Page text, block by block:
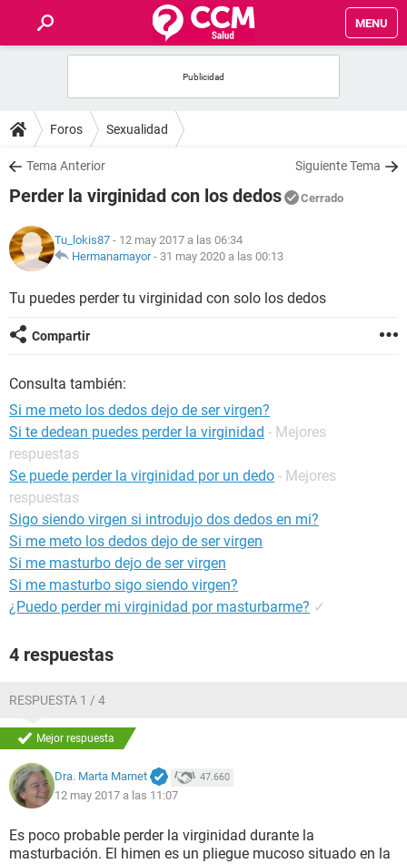
MENU
FOROS
SALUD
NUTRICIÓN
BIENESTAR
SEXUALIDAD
Foros Sexualidad
Tema Anterior Siguiente Tema
Perder la virginidad con los dedos Cerrado
Tu_lokis87 - 12 may 2017 a las 06:34
Hermanamayor- 31 may 2020 a las 00:13
Tu puedes perder tu virginidad con solo los dedos
Compartir
Consulta también:
Si me meto los dedos dejo de ser virgen?
Si te dedean puedes perder la virginidad - Mejores
respuestas
Se puede perder la virginidad por un dedo - Mejores
respuestas
Sigo siendo virgen si introdujo dos dedos en mi?
Si me meto los dedos dejo de ser virgen
Si me masturbo dejo de ser virgen
Si me masturbo sigo siendo virgen?
¿Puedo perder mi virginidad por masturbarme? ✓
4 respuestas
RESPUESTA 1 / 4
Mejor respuesta
Dra. Marta Marnet 47.660
12 may 2017 a las 11:07
Es poco probable perder la virginidad durante la
masturbación. El himen es un pliegue mucoso situado en la